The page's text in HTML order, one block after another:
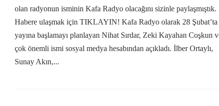
olan radyonun isminin Kafa Radyo olacağını sizinle paylaşmıştık.
Habere ulaşmak için TIKLAYIN! Kafa Radyo olarak 28 Şubat’ta
yayına başlamayı planlayan Nihat Sırdar, Zeki Kayahan Coşkun
çok önemli ismi sosyal medya hesabından açıkladı. İlber Ortaylı,
Sunay Akın,...